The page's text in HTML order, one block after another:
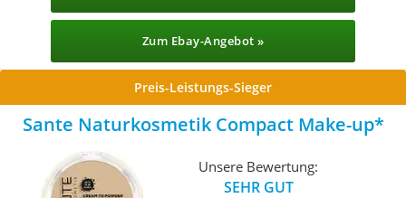
Zum Ebay-Angebot »
Preis-Leistungs-Sieger
Sante Naturkosmetik Compact Make-up
Unsere Bewertung:
SEHR GUT